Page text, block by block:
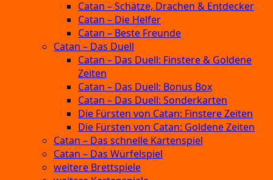
Catan – Schätze, Drachen & Entdecker
Catan – Die Helfer
Catan – Beste Freunde
Catan – Das Duell
Catan – Das Duell: Finstere & Goldene
Zeiten
Catan – Das Duell: Bonus Box
Catan – Das Duell: Sonderkarten
Die Fürsten von Catan: Finstere Zeiten
Die Fürsten von Catan: Goldene Zeiten
Catan – Das schnelle Kartenspiel
Catan – Das Würfelspiel
weitere Brettspiele